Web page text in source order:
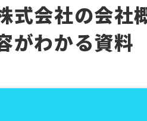
式会社の会社
がわかる資料